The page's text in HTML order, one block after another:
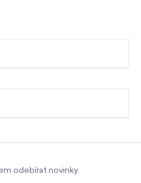
odebírat novinky.